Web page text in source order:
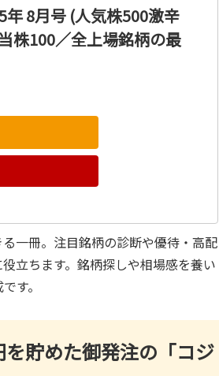
8月号 (人気株500激辛
株100／全上場銘柄の最
一冊。注目銘柄の診断や優待・高配
立ちます。銘柄探しや相場感を養い
す。
貯めた御発注の「コジ